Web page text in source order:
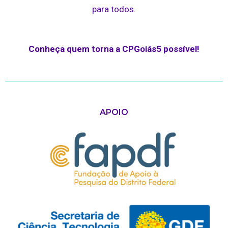
para todos.
Conheça quem torna a CPGoiás5 possível!
APOIO